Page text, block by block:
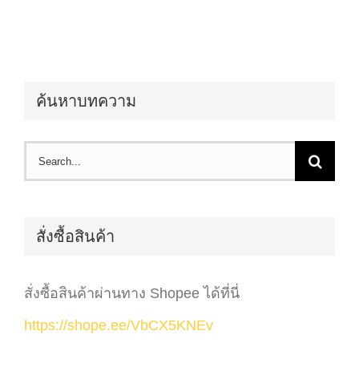
ค้นหาบทความ
Search
สั่งซื้อสินค้า
สั่งซื้อสินค้าผ่านทาง Shopee ได้ที่นี่
https://shope.ee/VbCX5KNEv